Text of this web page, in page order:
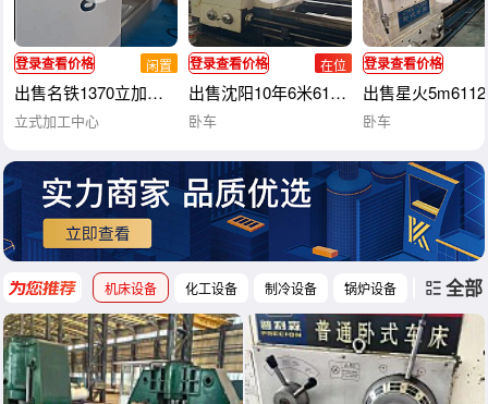
登录查看价格 闲置
出售名铁1370立加，BT40主轴，主轴传动方式直联，三轴滚柱线
立式加工中心
登录查看价格 在位
出售沈阳10年6米61200重型卧车，导轨
卧车
登录查看价格
出售星火
卧车
机床设备 化工设备 制冷设备 锅炉设备 工程机械
全部